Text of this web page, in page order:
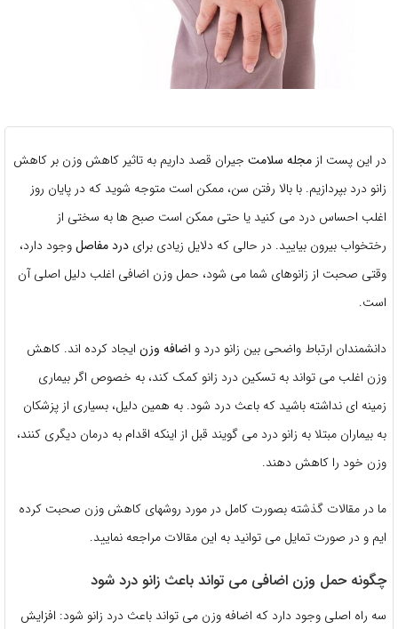
در این پست از مجله سلامت جیران قصد داریم به تاثیر کاهش وزن بر کاهش
زانو درد بپردازیم. با بالا رفتن سن، ممکن است متوجه شوید که در پایان روز
اغلب احساس درد می کنید یا حتی ممکن است صبح ها به سختی از
رختخواب بیرون بیایید. در حالی که دلایل زیادی برای درد مفاصلوجود دارد،
وقتی صحبت از زانوهای شما می شود، حمل وزن اضافی اغلب دلیل اصلی آن
است.
دانشمندان ارتباط واضحی بین زانو درد و اضافه وزن ایجاد کرده اند. کاهش
وزن اغلب می تواند به تسکین درد زانو کمک کند، به خصوص اگر بیماری
زمینه ای نداشته باشید که باعث درد شود. به همین دلیل، بسیاری از پزشکان
به بیماران مبتلا به زانو درد می گویند قبل از اینکه اقدام به درمان دیگری کنند،
وزن خود را کاهش دهند.
ما در مقالات گذشته بصورت کامل در مورد روشهای کاهش وزن صحبت کرده
ایم و در صورت تمایل می توانید به این مقالات مراجعه نمایید.
چگونه حمل وزن اضافی می تواند باعث زانو درد شود
سه راه اصلی وجود دارد که اضافه وزن می تواند باعث درد زانو شود: افزایش